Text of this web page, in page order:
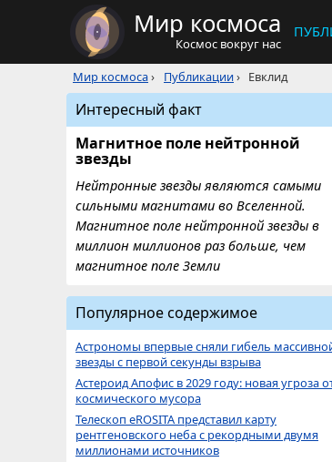
Мир космоса
Космос вокруг нас
Мир космоса› Публикации› Евклид
Интересный факт
Магнитное поле нейтронной
звезды
Нейтронные звезды являются самыми
сильными магнитами во Вселенной.
Магнитное поле нейтронной звезды в
миллион миллионов раз больше, чем
магнитное поле Земли
Популярное содержимое
Астрономы впервые сняли гибель
звезды с первой секунды взрыва
Астероид Апофис в 2029 году: новая угроза
космического мусора
Телескоп eROSITA представил карту
рентгеновского неба с рекордными двумя
миллионами источников